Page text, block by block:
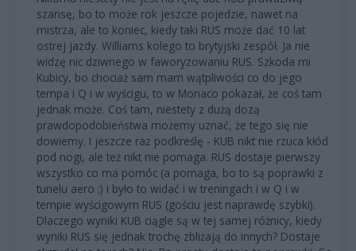
szansę, bo to może rok jeszcze pojedzie, nawet na
mistrza, ale to koniec, kiedy taki RUS może dać 10 lat
ostrej jazdy. Williams kolego to brytyjski zespół. Ja nie
widzę nic dziwnego w faworyzowaniu RUS. Szkoda mi
Kubicy, bo chociaż sam mam wątpliwości co do jego
tempa i Q i w wyścigu, to w Monaco pokazał, że coś tam
jednak może. Coś tam, niestety z dużą dozą
prawdopodobieństwa możemy uznać, że tego się nie
dowiemy. I jeszcze raz podkreślę - KUB nikt nie rzuca kłód
pod nogi, ale też nikt nie pomaga. RUS dostaje pierwszy
wszystko co ma pomóc (a pomaga, bo to są poprawki z
tunelu aero ;) i było to widać i w treningach i w Q i w
tempie wyścigowym RUS (gościu jest naprawdę szybki).
Dlaczego wyniki KUB ciągle są w tej samej różnicy, kiedy
wyniki RUS się jednak trochę zbliżają do innych? Dostaje